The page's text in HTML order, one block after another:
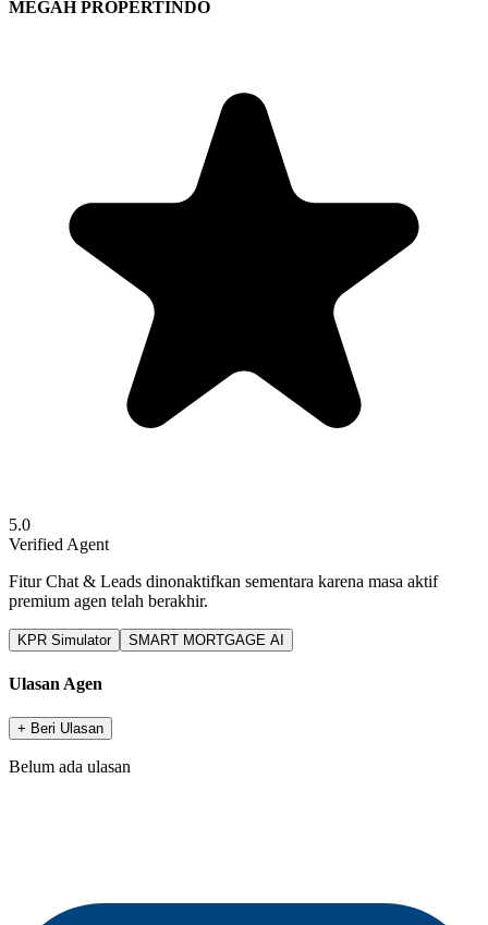
MEGAH PROPERTINDO
5.0
Verified Agent
Fitur Chat & Leads dinonaktifkan sementara karena masa aktif
premium agen telah berakhir.
KPR Simulator SMART MORTGAGE AI
Ulasan Agen
+ Beri Ulasan
Belum ada ulasan